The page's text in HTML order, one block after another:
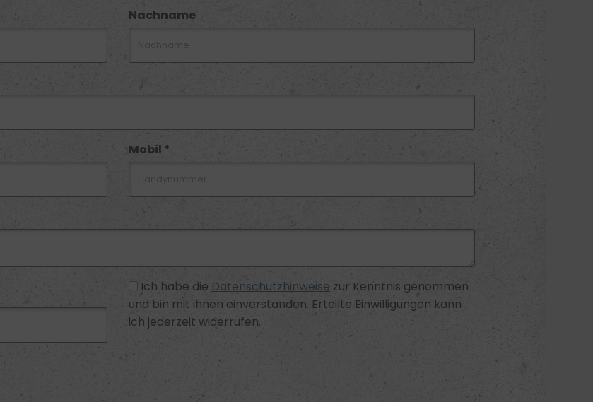
Nachname
Mobil *
Ich habe die Datenschutzhinweise zur Kenntnis genommen
und bin mit ihnen einverstanden. Erteilte Einwilligungen kann
ich jederzeit widerrufen.